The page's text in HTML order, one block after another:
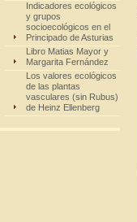
Indicadores ecológicos
y grupos
socioecológicos en el
Principado de Asturias
Libro Matias Mayor y
Margarita Fernández
Los valores ecológicos
de las plantas
vasculares (sin Rubus)
de Heinz Ellenberg